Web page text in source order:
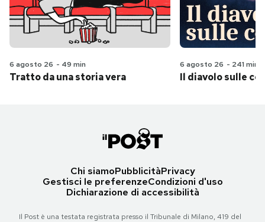
6 agosto 26 - 49 min
Tratto da una storia vera
6 agosto 26 - 241 min
Il diavolo sulle
Chi siamoPubblicitàPrivacy
Gestisci le preferenzeCondizioni d'uso
Dichiarazione di accessibilità
Il Post è una testata registrata presso il Tribunale di Milano, 419 del